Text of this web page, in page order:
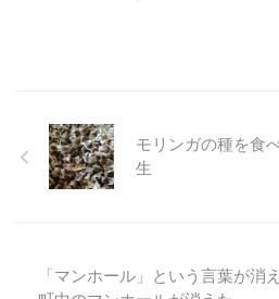
モリンガの種を食
生
「マンホール」という言葉が消